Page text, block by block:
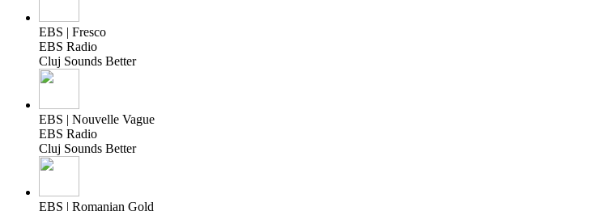
EBS | Fresco
EBS Radio
Cluj Sounds Better
EBS | Nouvelle Vague
EBS Radio
Cluj Sounds Better
EBS | Romanian Gold